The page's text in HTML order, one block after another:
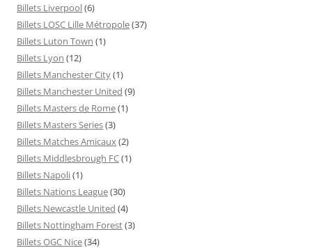
Billets Liverpool(6)
Billets LOSC Lille Métropole(37)
Billets Luton Town (1)
Billets Lyon (12)
Billets Manchester City(1)
Billets Manchester United (9)
Billets Masters de Rome(1)
Billets Masters Series(3)
Billets Matches Amicaux(2)
Billets Middlesbrough FC(1)
Billets Napoli(1)
Billets Nations League(30)
Billets Newcastle United (4)
Billets Nottingham Forest(3)
Billets OGC Nice(34)